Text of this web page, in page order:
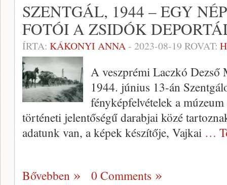
SZENTGÁL, 1944 – EGY
FOTÓI A ZSIDÓK
ÍRTA: KÁKONYI ANNA- 2023-08-19 ROVAT:
A veszprémi Laczkó Dezső
1944. június 13-án
fényképfelvételek a
történeti jelentőségű darabjai közé
adatunk van, a képek készítője, Vajkai …
Bővebben 0 Comments